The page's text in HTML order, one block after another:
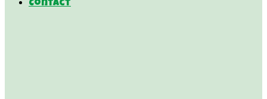
Contact